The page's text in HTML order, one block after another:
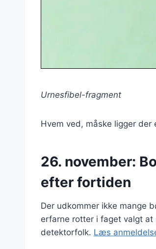
Urnesfibel-fragment
Hvem ved, måske ligger
26. november:
efter fortiden
Der udkommer ikke mange
erfarne rotter i faget valgt at
detektorfolk. Læs